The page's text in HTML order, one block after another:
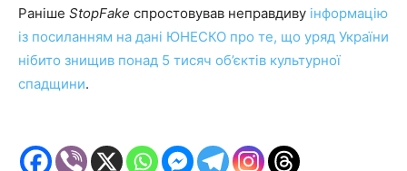
Раніше StopFake спростовував неправдиву інформацію
із посиланням на дані ЮНЕСКО про те, що уряд України
нібито знищив понад 5 тисяч об’єктів культурної
спадщини.